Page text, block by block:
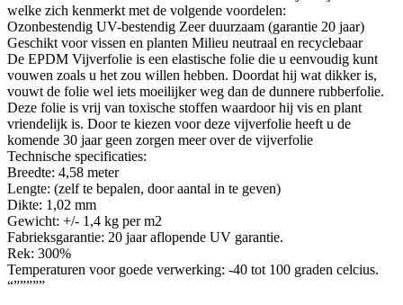
welke zich kenmerkt met de volgende voordelen:
Ozonbestendig UV-bestendig Zeer duurzaam (garantie 20 jaar)
Geschikt voor vissen en planten Milieu neutraal en recyclebaar
De EPDM Vijverfolie is een elastische folie die u eenvoudig kunt
vouwen zoals u het zou willen hebben. Doordat hij wat dikker is,
vouwt de folie wel iets moeilijker weg dan de dunnere rubberfolie.
Deze folie is vrij van toxische stoffen waardoor hij vis en plant
vriendelijk is. Door te kiezen voor deze vijverfolie heeft u de
komende 30 jaar geen zorgen meer over de vijverfolie
Technische specificaties:
Breedte: 4,58 meter
Lengte: (zelf te bepalen, door aantal in te geven)
Dikte: 1,02 mm
Gewicht: +/- 1,4 kg per m2
Fabrieksgarantie: 20 jaar aflopende UV garantie.
Rek: 300%
Temperaturen voor goede verwerking: -40 tot 100 graden celcius.
“”””””